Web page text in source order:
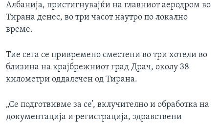
Албанија, пристигнувајќи на главниот аеродром во
Тирана денес, во три часот наутро по локално
време.
Тие сега се привремено сместени во три хотели во
близина на крајбрежниот град Драч, околу 38
километри оддалечен од Тирана.
„Се подготвивме за се’, вклучително и обработка на
документација и регистрација, здравствени